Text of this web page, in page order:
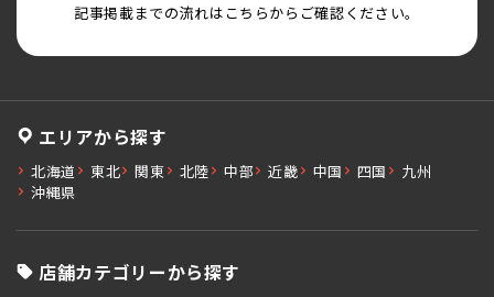
記事掲載までの流れはこちらからご確認ください。
エリアから探す
北海道 東北 関東 北陸 中部 近畿 中国 四国
九州
沖縄県
店舗カテゴリーから探す